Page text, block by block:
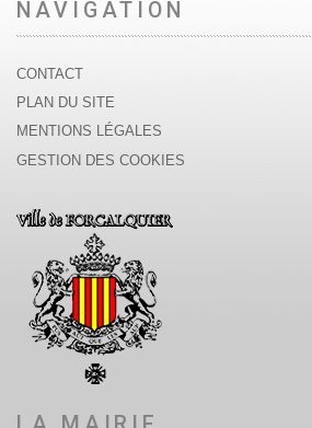
NAVIGATION
CONTACT
PLAN DU SITE
MENTIONS LÉGALES
GESTION DES COOKIES